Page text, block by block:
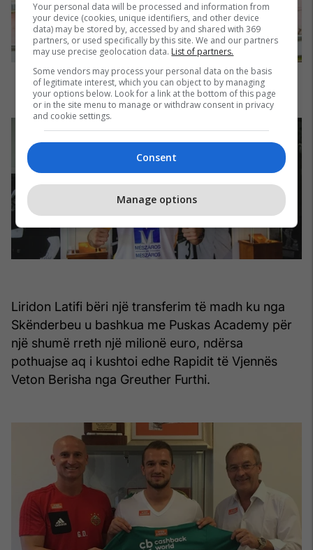
Liridon Latifi bëri një transferim të madh ku nga
Skënderbeu u bashkua me Puskas Academy për
një shumë rreth një milionë euro, ndërsa
pothuajse aq i kushtoi edhe Rapidit të Vjennës
Veton Berisha nga Greuther Furthi.
Your personal data will be processed and information from
your device (cookies, unique identifiers, and other device
data) may be stored by, accessed by and shared with 369
partners, or used specifically by this site. We and our partners
may use precise geolocation data. List of partners.
Some vendors may process your personal data on the basis
of legitimate interest, which you can object to by managing
your options below. Look for a link at the bottom of this page
or in the site menu to manage or withdraw consent in privacy
and cookie settings.
Consent
Manage options